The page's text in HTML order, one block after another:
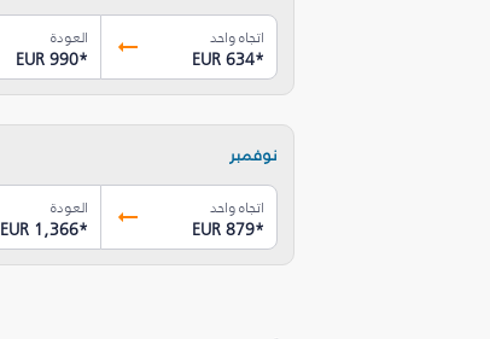
اتجاه واحد
EUR 634*
العودة
EUR 990*
نوفمبر
اتجاه واحد
EUR 879*
العودة
EUR 1,366*